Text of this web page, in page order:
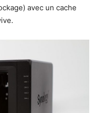
avec un cache